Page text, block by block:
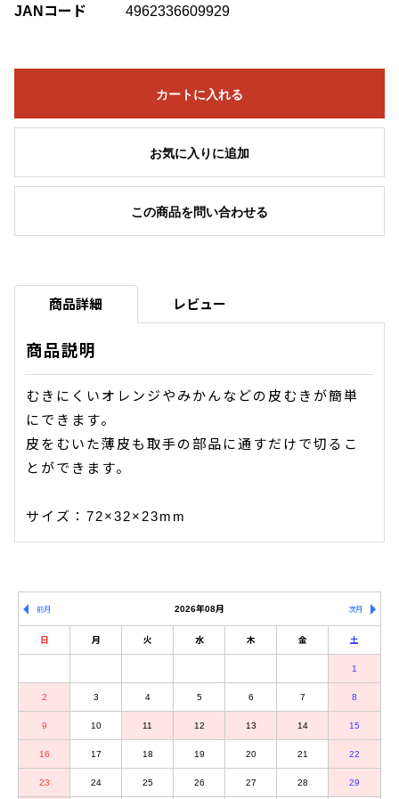
JANコード 4962336609929
カートに入れる
お気に入りに追加
この商品を問い合わせる
商品詳細 レビュー
商品説明
むきにくいオレンジやみかんなどの皮むきが簡単
にできます。
皮をむいた薄皮も取手の部品に通すだけで切るこ
とができます。
サイズ：72×32×23mm
2026年08月
前月 次月
日 月 火 水 木 金 土
1
2 3 4 5 6 7 8
9 10 11 12 13 14 15
16 17 18 19 20 21 22
23 24 25 26 27 28 29